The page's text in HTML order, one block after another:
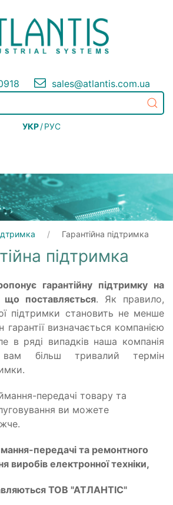
sales@atlantis.com.ua
УКР / РУС
Гарантійна підтримка
підтримка
гарантійну підтримку на
що поставляється. Як правило,
підтримки становить не менше
гарантії визначається компанією
в ряді випадків наша компанія
більш тривалий термін
передачі товару та
ви можете
передачі та ремонтного
виробів електронної техніки,
ТОВ "АТЛАНТІС"